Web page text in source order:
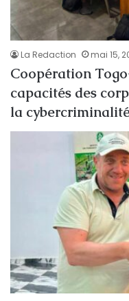
La Redaction mai 15,
Coopération
capacités des
la